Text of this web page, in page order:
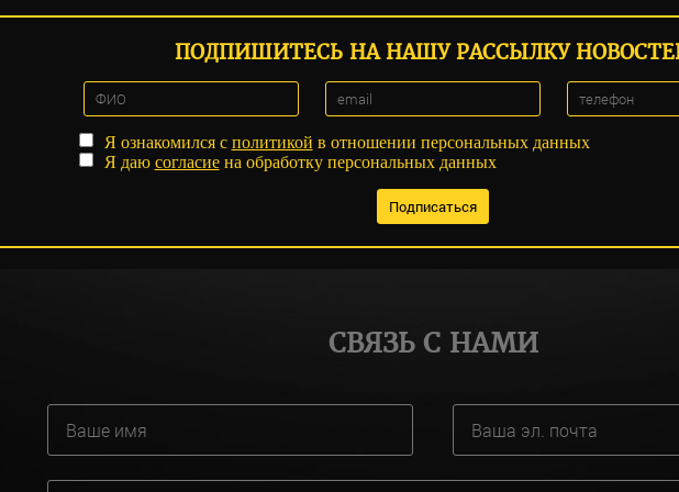
ПОДПИШИТЕСЬ НА НАШУ РАССЫЛКУ
Я ознакомился с политикой в отношении персональных данных
Я даю согласиена обработку персональных данных
СВЯЗЬ С НАМИ